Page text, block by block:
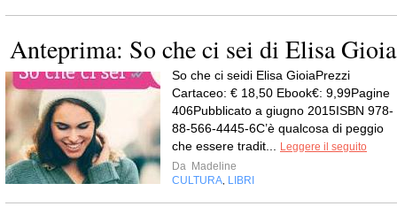
Anteprima: So che ci sei di Elisa Gioia
So che ci seidi Elisa GioiaPrezzi
Cartaceo: € 18,50 Ebook€: 9,99Pagine
406Pubblicato a giugno 2015ISBN 978-
88-566-4445-6C’è qualcosa di peggio
che essere tradit...
Leggere il seguito
Da Madeline
CULTURA LIBRI